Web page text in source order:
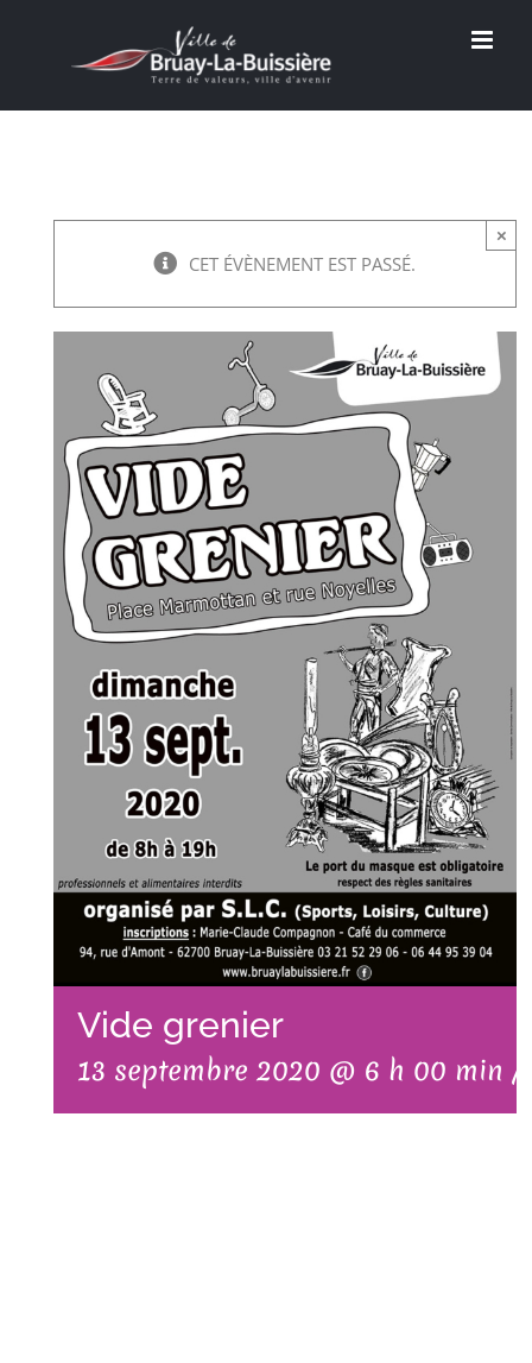
CET ÉVÈNEMENT EST PASSÉ.
×
Vide grenier
13 septembre 2020 @ 6 h 00 min /